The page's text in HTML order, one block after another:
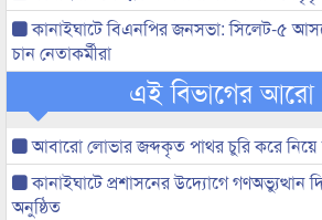
কানাইঘাটে বিএনপির জনসভা: সিলেট-৫ আসনে
চান নেতাকর্মীরা
এই বিভাগের
আবারো লোভার জব্দকৃত পাথর চুরি করে নিয়ে
কানাইঘাটে প্রশাসনের উদ্যোগে
অনুষ্ঠিত